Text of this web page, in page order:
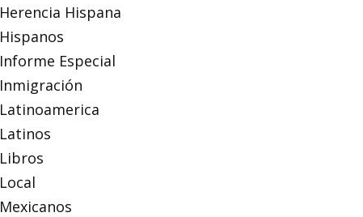
Herencia Hispana
Hispanos
Informe Especial
Inmigración
Latinoamerica
Latinos
Libros
Local
Mexicanos